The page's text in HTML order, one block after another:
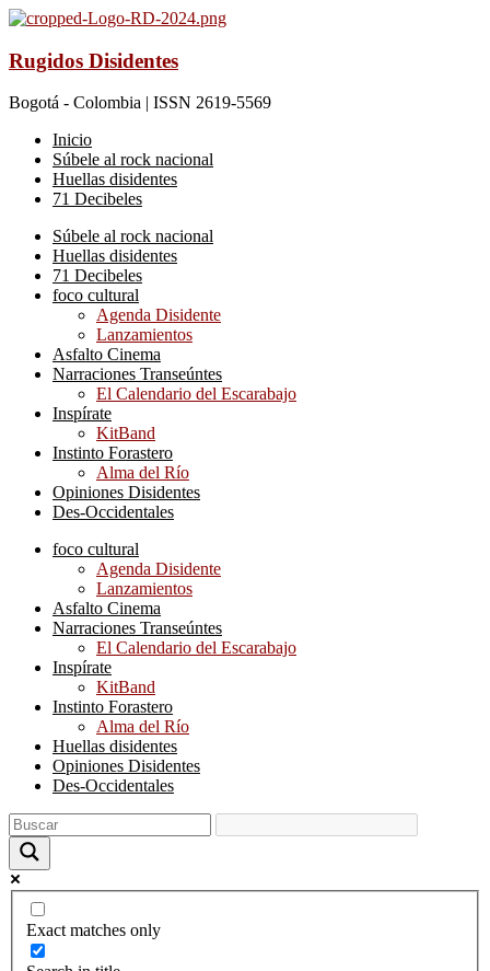
Rugidos Disidentes
Bogotá - Colombia | ISSN 2619-5569
Inicio
Súbele al rock nacional
Huellas disidentes
71 Decibeles
Súbele al rock nacional
Huellas disidentes
71 Decibeles
foco cultural
Agenda Disidente
Lanzamientos
Asfalto Cinema
Narraciones Transeúntes
El Calendario del Escarabajo
Inspírate
KitBand
Instinto Forastero
Alma del Río
Opiniones Disidentes
Des-Occidentales
foco cultural
Agenda Disidente
Lanzamientos
Asfalto Cinema
Narraciones Transeúntes
El Calendario del Escarabajo
Inspírate
KitBand
Instinto Forastero
Alma del Río
Huellas disidentes
Opiniones Disidentes
Des-Occidentales
Exact matches only